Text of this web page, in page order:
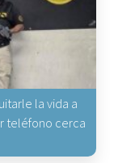
la vida a
teléfono cerca